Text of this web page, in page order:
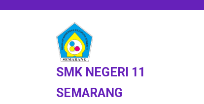
SMK NEGERI 11
SEMARANG